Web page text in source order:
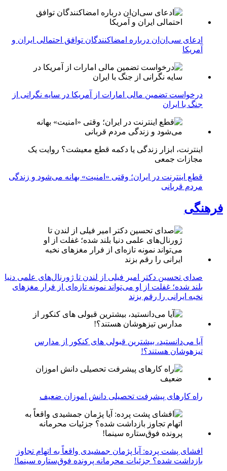
ادعای سی‌ان‌ان درباره امضاکنندگان توافق احتمالی ایران و
آمریکا
درخواست تضمین مالی امارات از آمریکا در سایه نگرانی از
جنگ با ایران
اینترنت، ابزار زندگی یا دکمه قطع معیشت؟ روایت یک
مجازات جمعی
قطع اینترنت در ایران؛ وقتی «امنیت» بهانه می‌شود و زندگی
مردم قربانی
فرهنگی
صدای تحسین دکتر امیر فیلی از لندن تا ژورنال‌های علمی دنیا
بلند شده؛ غفلت از او می‌تواند نمونه تازه‌ای از فرار مغزهای
نخبه ایرانی را رقم بزند
آیا می‌دانستید، بیشترین قبولی های کنکور از مدارس
تیزهوشان هستند؟!
راه کارهای پیشرفت تحصیلی دانش اموزان ضعیف
افشای پشت پرده: آیا پژمان جمشیدی واقعاً به اتهام تجاوز
بازداشت شده؟ جزئیات محرمانه پرونده فوق‌ستاره سینما!